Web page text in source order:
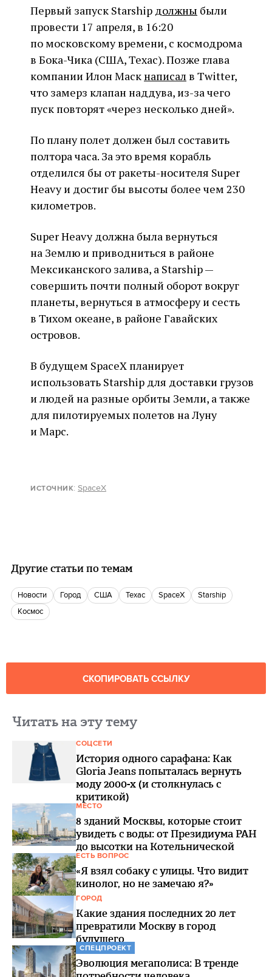
Первый запуск Starship должны были
провести 17 апреля, в 16:20
по московскому времени, с космодрома
в Бока-Чика (США, Техас). Позже глава
компании Илон Маскнаписал в Twitter,
что замерз клапан наддува, из-за чего
пуск повторят «через несколько дней».
По плану полет должен был составить
полтора часа. За это время корабль
отделился бы от ракеты-носителя Super
Heavy и достиг бы высоты более чем 230
километров.
Super Heavy должна была вернуться
на Землю и приводниться в районе
Мексиканского залива, а Starship —
совершить почти полный оборот вокруг
планеты, вернуться в атмосферу и сесть
в Тихом океане, в районе Гавайских
островов.
В будущем SpaceX планирует
использовать Starship для доставки грузов
и людей на разные орбиты Земли, а также
для пилотируемых полетов на Луну
и Марс.
ИСТОЧНИК: SpaceX
Другие статьи по темам
новости город США Техас SpaceX
Starship
космос
СКОПИРОВАТЬ ССЫЛКУ
Читать на эту тему
СОЦСЕТИ
История одного сарафана: Как
Gloria Jeans попыталась вернуть
моду 2000-х (и столкнулась с
критикой)
МЕСТО
8 зданий Москвы, которые стоит
увидеть с воды: от Президиума РАН
до высотки на Котельнической
ЕСТЬ ВОПРОС
«Я взял собаку с улицы. Что видит
кинолог, но не замечаю я?»
ГОРОД
Какие здания последних 20 лет
превратили Москву в город
будущего
СПЕЦПРОЕКТ
Эволюция мегаполиса: В тренде